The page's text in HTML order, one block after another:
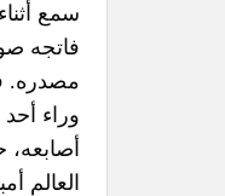
سمع
فاتجه
مصدره.
وراء
العالم